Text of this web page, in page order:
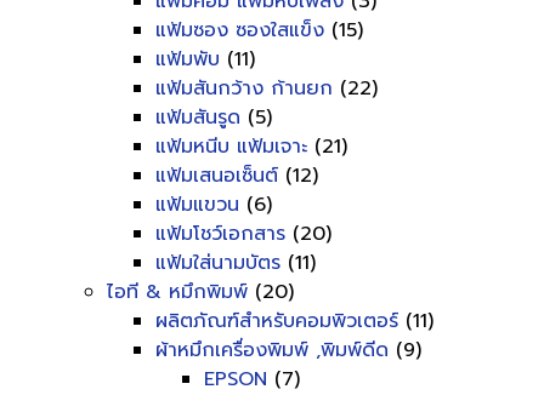
แฟ้มซอง ซองใสแข็ง (15)
แฟ้มพับ (11)
แฟ้มสันกว้าง ก้านยก (22)
แฟ้มสันรูด (5)
แฟ้มหนีบ แฟ้มเจาะ (21)
แฟ้มเสนอเซ็นต์ (12)
แฟ้มแขวน (6)
แฟ้มโชว์เอกสาร (20)
แฟ้มใส่นามบัตร (11)
ไอที & หมึกพิมพ์ (20)
ผลิตภัณฑ์สำหรับคอมพิวเตอร์ (11)
ผ้าหมึกเครื่องพิมพ์ ,พิมพ์ดีด (9)
EPSON (7)